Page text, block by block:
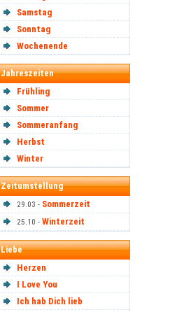
Samstag
Sonntag
Wochenende
Jahreszeiten
Frühling
Sommer
Sommeranfang
Herbst
Winter
Zeitumstellung
29.03 - Sommerzeit
25.10 - Winterzeit
Liebe
Herzen
I Love You
Ich hab Dich lieb